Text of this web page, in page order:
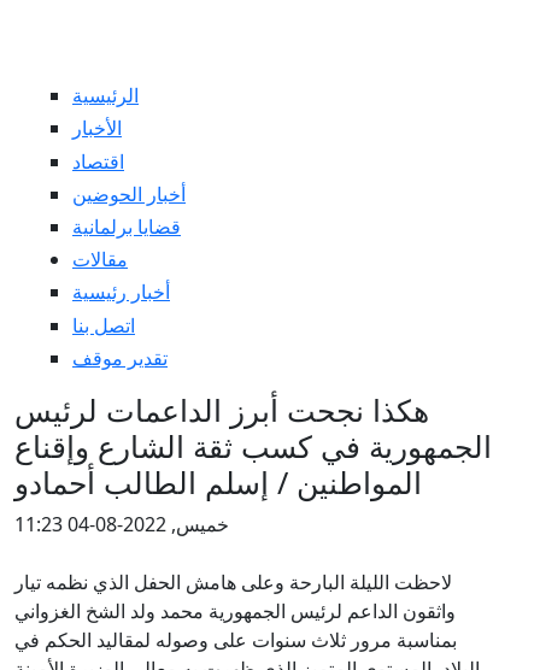
الرئيسية
الأخبار
اقتصاد
أخبار الحوضين
قضايا برلمانية
مقالات
أخبار رئيسية
اتصل بنا
تقدير موقف
هكذا نجحت أبرز الداعمات لرئيس
الجمهورية في كسب ثقة الشارع وإقناع
المواطنين / إسلم الطالب أحمادو
خميس, 2022-08-04 11:23
لاحظت الليلة البارحة وعلى هامش الحفل الذي نظمه تيار
واثقون الداعم لرئيس الجمهورية محمد ولد الشخ الغزواني
بمناسبة مرور ثلاث سنوات على وصوله لمقاليد الحكم في